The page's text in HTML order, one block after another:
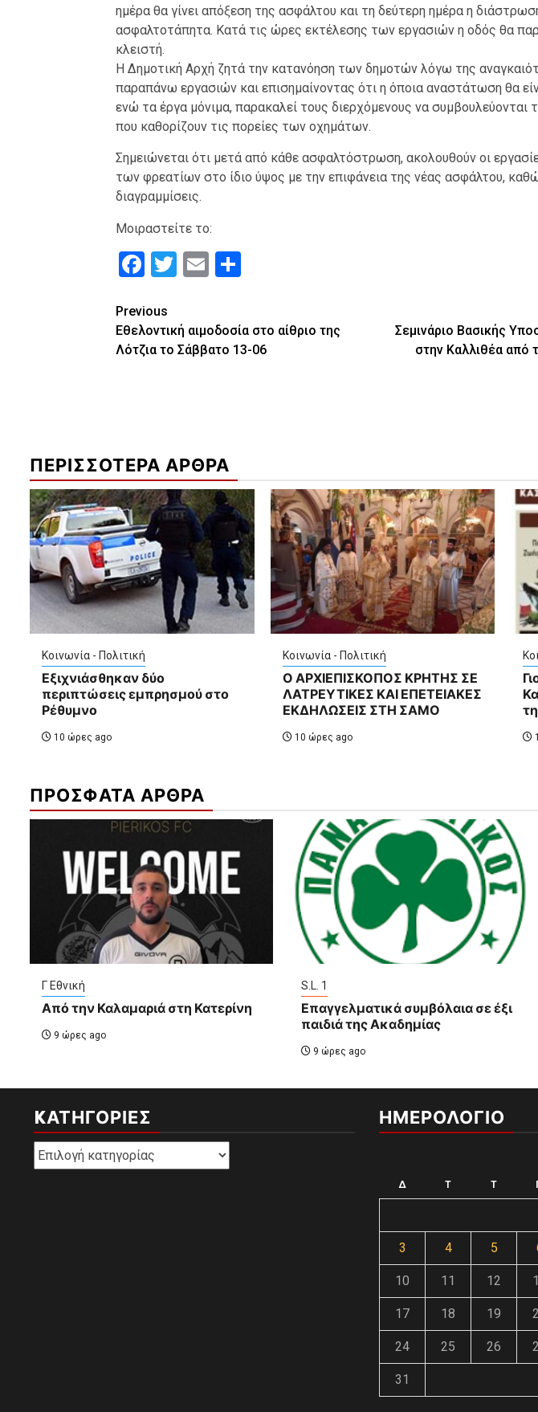
ημέρα θα γίνει απόξεση της ασφάλτου και τη δεύτερη ημέρα η
ασφαλτοτάπητα. Κατά τις ώρες εκτέλεσης των εργασιών η οδός θα
κλειστή.
Η Δημοτική Αρχή ζητά την κατανόηση των δημοτών λόγω της
παραπάνω εργασιών και επισημαίνοντας ότι η όποια αναστάτωση θα
ενώ τα έργα μόνιμα, παρακαλεί τους διερχόμενους να συμβουλεύονται
που καθορίζουν τις πορείες των οχημάτων.
Σημειώνεται ότι μετά από κάθε ασφαλτόστρωση, ακολουθούν οι
των φρεατίων στο ίδιο ύψος με την επιφάνεια της νέας ασφάλτου,
διαγραμμίσεις.
Μοιραστείτε το:
Facebook
Twitter
EmailΜοιραστείτε
Continue
Reading
Previous
Εθελοντική αιμοδοσία στο αίθριο της
Λότζια το Σάββατο 13-06
Σεμινάριο Βασικής
στην Καλλιθέα από
ΠΕΡΙΣΣΟΤΕΡΑ ΑΡΘΡΑ
Κοινωνία - Πολιτική
Εξιχνιάσθηκαν δύο
περιπτώσεις εμπρησμού στο
Ρέθυμνο
10 ώρες ago
Κοινωνία - Πολιτική
Ο ΑΡΧΙΕΠΙΣΚΟΠΟΣ ΚΡΗΤΗΣ ΣΕ
ΛΑΤΡΕΥΤΙΚΕΣ ΚΑΙ ΕΠΕΤΕΙΑΚΕΣ
ΕΚΔΗΛΩΣΕΙΣ ΣΤΗ ΣΑΜΟ
10 ώρες ago
ΠΡΟΣΦΑΤΑ ΑΡΘΡΑ
Γ Εθνική
Από την Καλαμαριά στη Κατερίνη
9 ώρες ago
S.L. 1
Επαγγελματικά συμβόλαια σε έξι
παιδιά της Ακαδημίας
9 ώρες ago
KΑΤΗΓΟΡΊΕΣ
Kατηγορίες
ΗΜΕΡΟΛΟΓΙΟ
Δ Τ Τ
3 4 5
10 11 12
17 18 19
24 25 26
31